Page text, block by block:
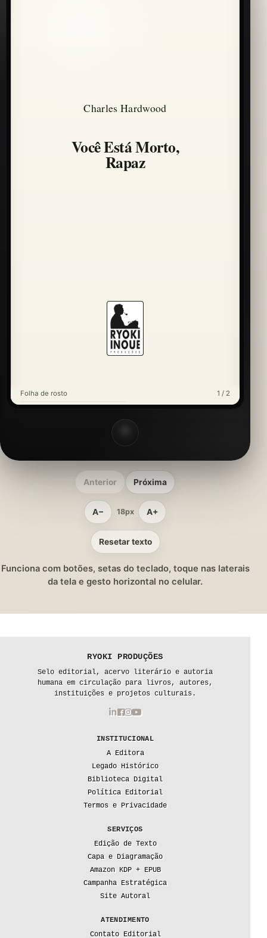
Charles Hardwood
Você Está Morto,
Rapaz
Folha de rosto 1 / 2
Anterior Próxima
A− 18px A+
Resetar texto
Funciona com botões, setas do teclado, toque nas laterais
da tela e gesto horizontal no celular.
RYOKI PRODUÇÕES
Selo editorial, acervo literário e autoria
humana em circulação para livros, autores,
instituições e projetos culturais.
INSTITUCIONAL
A Editora
Legado Histórico
Biblioteca Digital
Política Editorial
Termos e Privacidade
SERVIÇOS
Edição de Texto
Capa e Diagramação
Amazon KDP + EPUB
Campanha Estratégica
Site Autoral
ATENDIMENTO
Contato Editorial